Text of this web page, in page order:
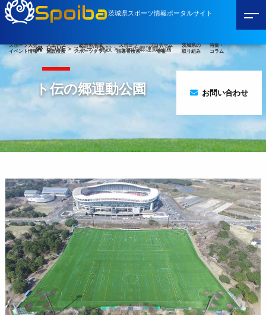
Spoiba茨城県スポーツ情報ポータルサイト
スポーツ大会
イベント情報
スポーツ
施設検索
総合型地域
スポーツクラブ
スポーツ
指導者検索
プロチーム
情報
茨城県の
取り組み
特集・
コラム
お問い合わせ
HOME>スポーツ施設>ト伝の郷運動公園
ト伝の郷運動公園